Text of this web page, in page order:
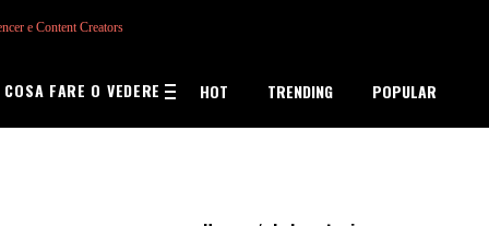
e Content Creators
COSA FARE O VEDERE HOT TRENDING POPULAR